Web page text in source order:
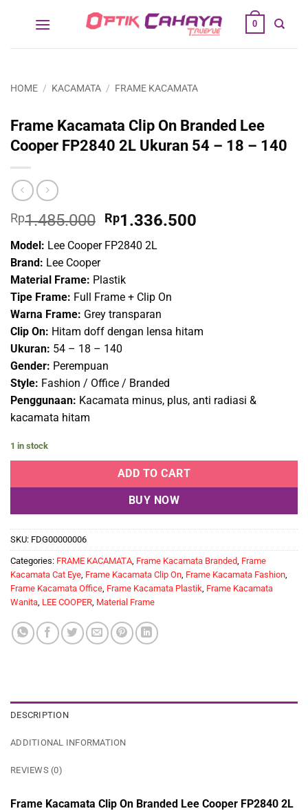
0
HOME / KACAMATA / FRAME KACAMATA
Frame Kacamata Clip On Branded Lee
Cooper FP2840 2L Ukuran 54 – 18 – 140
Rp1.485.000 Original
price
was:
Rp1.336.500
Model: Lee Cooper FP2840 2L
Brand: Lee Cooper
Material Frame: Plastik
Tipe Frame: Full Frame + Clip On
Warna Frame: Grey transparan
Clip On: Hitam doff dengan lensa hitam
Ukuran: 54 – 18 – 140
Gender: Perempuan
Style: Fashion / Office / Branded
Penggunaan: Kacamata minus, plus, anti radiasi &
kacamata hitam
1 in stock
ADD TO CART
BUY NOW
SKU: FDG00000006
Categories: FRAME KACAMATA Frame Kacamata Branded Frame
Kacamata Cat Eye Frame Kacamata Clip On Frame Kacamata Fashion
Frame Kacamata Office Frame Kacamata Plastik Frame Kacamata
Wanita LEE COOPER Material Frame
DESCRIPTION
ADDITIONAL INFORMATION
REVIEWS (0)
Frame Kacamata Clip On Branded Lee Cooper FP2840 2L